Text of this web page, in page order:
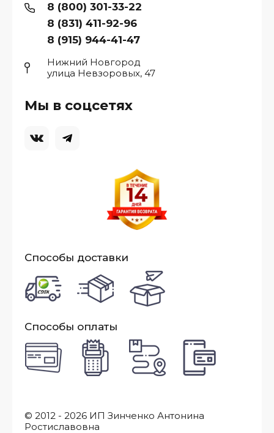
© 2012 - 2026 ИП Зинченко Антонина
Ростиславовна
8 (800) 301-33-22
8 (831) 411-92-96
8 (915) 944-41-47
Нижний Новгород
улица Невзоровых, 47
Мы в соцсетях
Способы доставки
Способы оплаты